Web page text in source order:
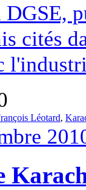
DGSE,
cités
Léotard,